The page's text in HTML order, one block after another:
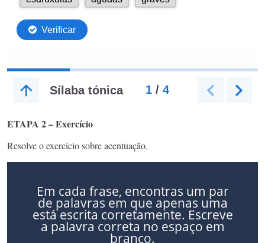
ETAPA 2 – Exercício
Resolve o exercício sobre acentuação.